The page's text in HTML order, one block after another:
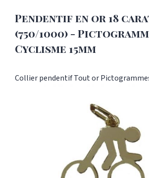
Pendentif en or 18
(750/1000) -
Cyclisme 15mm
Collier pendentif Tout or